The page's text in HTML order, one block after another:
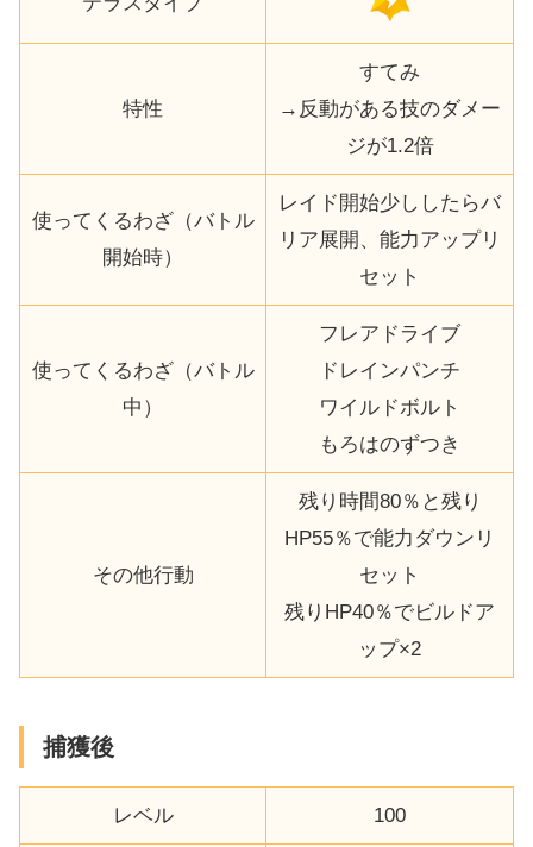
特性
すてみ
→反動がある技のダメー
ジが1.2倍
使ってくるわざ（バトル
開始時）
レイド開始少ししたらバ
リア展開、能力アップリ
セット
使ってくるわざ（バトル
中）
フレアドライブ
ドレインパンチ
ワイルドボルト
もろはのずつき
その他行動
残り時間80％と残り
HP55％で能力ダウンリ
セット
残りHP40％でビルドア
ップ×2
捕獲後
レベル 100